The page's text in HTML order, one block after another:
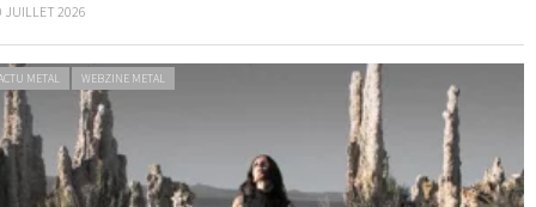
JUILLET 2026
METAL WEBZINE METAL